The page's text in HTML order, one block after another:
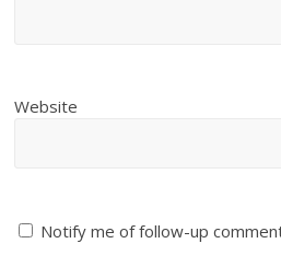
Website
Notify me of follow-up